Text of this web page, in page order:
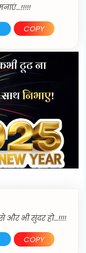
COPY
और भी सुंदर हो...!!!!
COPY